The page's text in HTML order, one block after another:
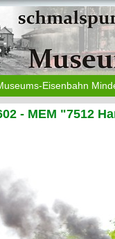
Eisenbahn
- MEM "7512